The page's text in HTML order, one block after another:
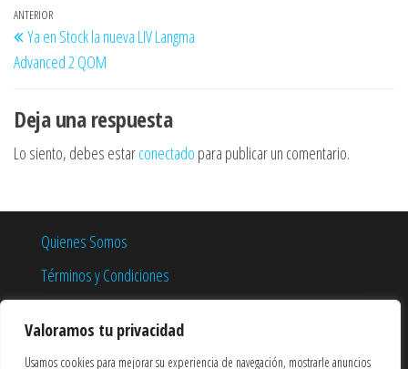
Valoramos tu privacidad
Usamos cookies para mejorar su experiencia de navegación, mostrarle anuncios
Navegación
de
entradas
Entrada
anterior
ANTERIOR
Ya en Stock la nueva LIV Langma
Advanced 2 QOM
Deja una respuesta
Lo siento, debes estarconectado para publicar un comentario.
Quienes Somos
Términos y Condiciones
Política de Cookies